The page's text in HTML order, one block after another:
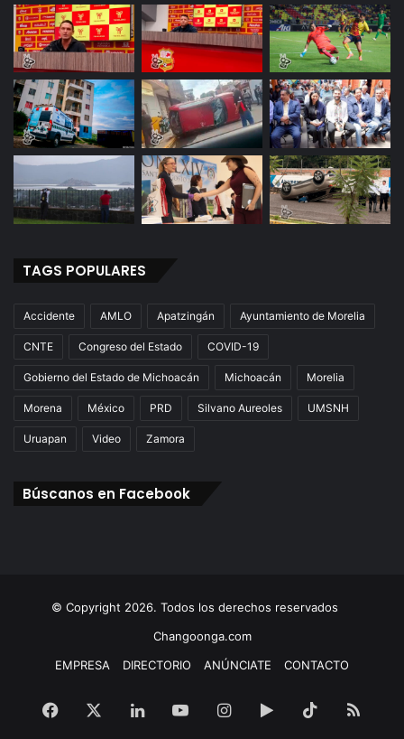
TAGS POPULARES
Accidente AMLO Apatzingán Ayuntamiento de Morelia
CNTE Congreso del Estado COVID-19
Gobierno del Estado de Michoacán Michoacán Morelia
Morena México PRD Silvano Aureoles UMSNH
Uruapan Video Zamora
Búscanos en Facebook
© Copyright 2026. Todos los derechos reservados
Changoonga.com
EMPRESA
DIRECTORIO ANÚNCIATE CONTACTO
Facebook LinkedInYouTubeInstagram
Google TikTokRSS